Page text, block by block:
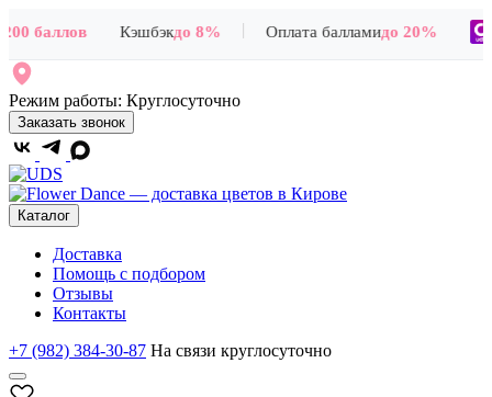
баллов Кэшбэкдо 8% Оплата балламидо 20%
Режим работы: Круглосуточно
Заказать звонок
Каталог
Доставка
Помощь с подбором
Отзывы
Контакты
+7 (982) 384-30-87 На связи круглосуточно